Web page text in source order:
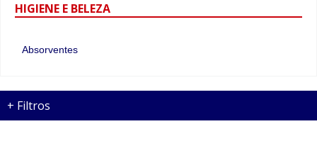
HIGIENE E BELEZA
Absorventes
+ Filtros